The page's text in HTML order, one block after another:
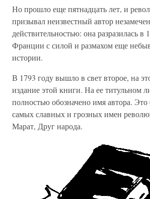
Но прошло еще пятнадцать лет, и
призывал неизвестный автор
действительностью: она разразилась в
Франции с силой и размахом еще
истории.
В 1793 году вышло в свет второе, на
издание этой книги. На ее титульном
полностью обозначено имя автора.
самых славных и грозных имен
Марат, Друг народа.